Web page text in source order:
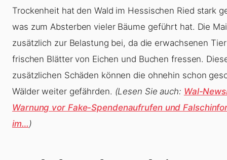
Trockenheit hat den Wald im Hessischen Ried stark
was zum Absterben vieler Bäume geführt hat. Die
zusätzlich zur Belastung bei, da die erwachsenen
frischen Blätter von Eichen und Buchen fressen.
zusätzlichen Schäden können die ohnehin schon
Wälder weiter gefährden. (Lesen Sie auch: Wal-
Warnung vor Fake-Spendenaufrufen und
im…)